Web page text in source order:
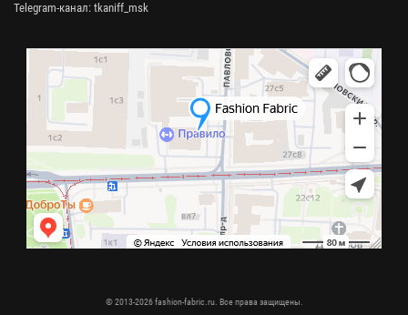
Telegram-канал: tkaniff_msk
© 2013-2026 fashion-fabric.ru. Все права защищены.